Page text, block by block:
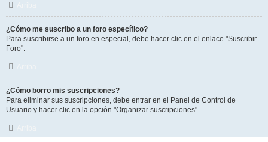
¿Cómo me suscribo a un foro específico?
Para suscribirse a un foro en especial, debe hacer clic en el enlace "Suscribir
Foro".
¿Cómo borro mis suscripciones?
Para eliminar sus suscripciones, debe entrar en el Panel de Control de
Usuario y hacer clic en la opción "Organizar suscripciones".